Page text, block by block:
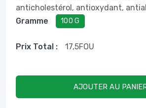
anticholestérol, antioxydant,
Gramme
100 G
Prix ​​total : 17,5FOU
AJOUTER AU